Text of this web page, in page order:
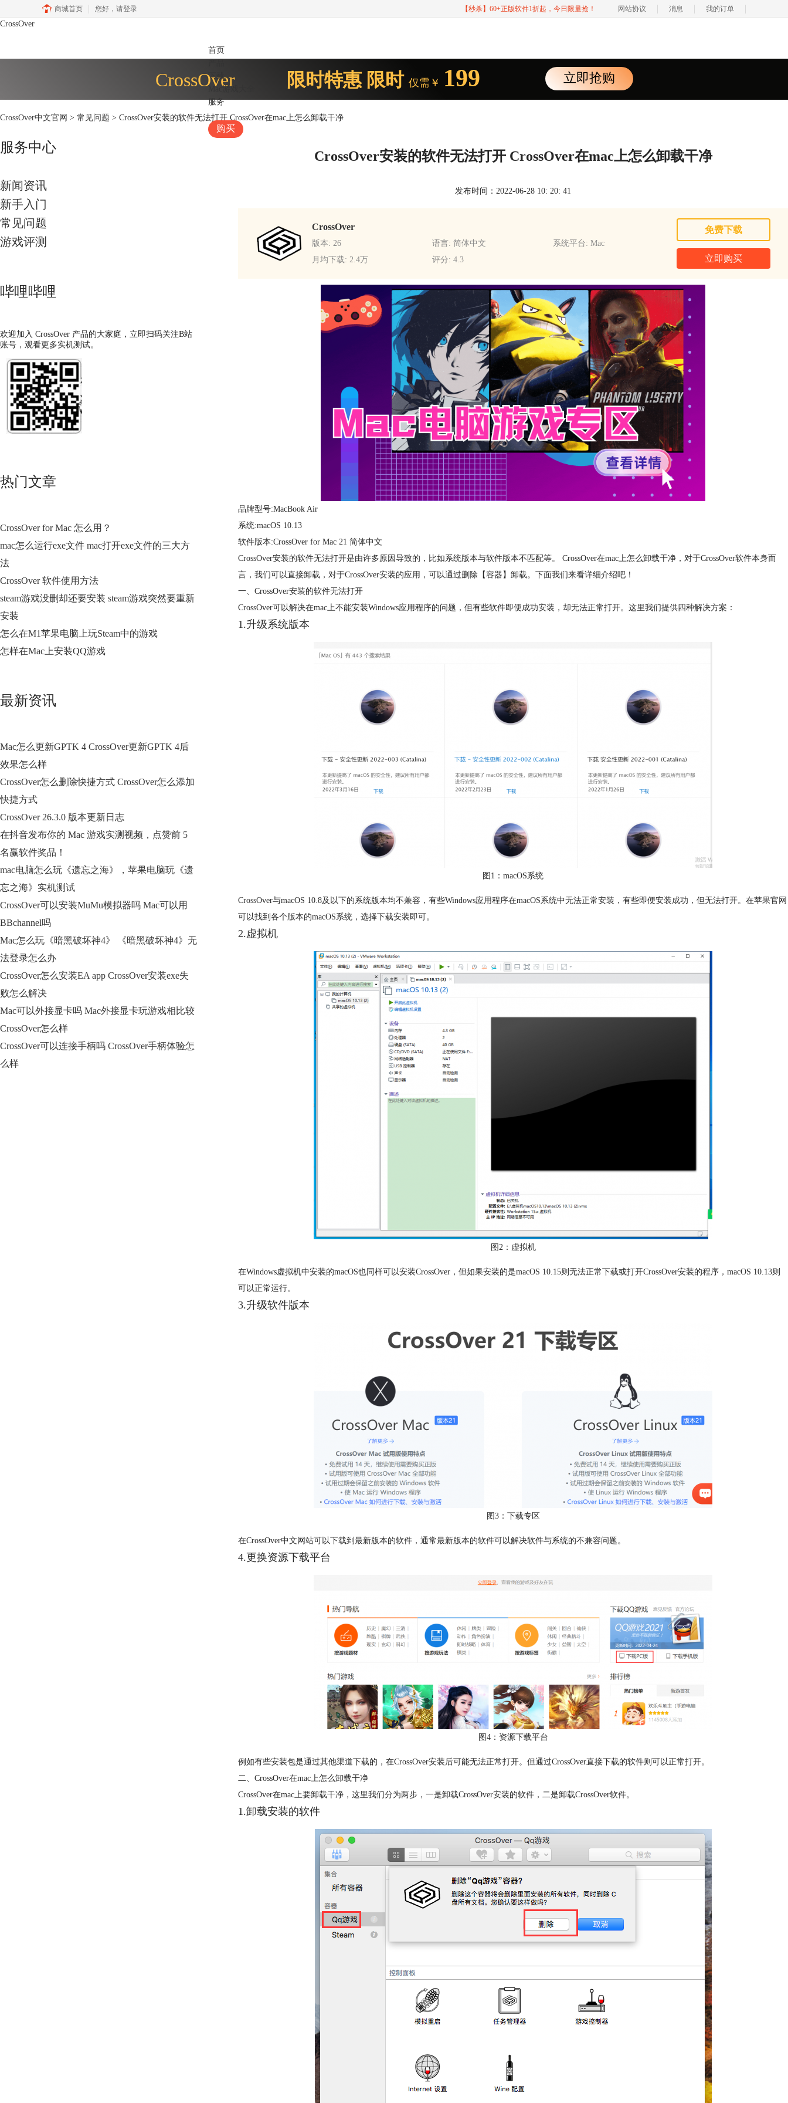
商城首页 您好， 请登录 【秒杀】60+正版软件1折起，今日限量抢！ 网站协议 消息 我的订单
CrossOver
首页
下载
Mac游戏大全
服务
购买
CrossOver 限时特惠 限时 仅需￥ 199 立即抢购
CrossOver中文官网 > 常见问题 > CrossOver安装的软件无法打开 CrossOver在mac上怎么卸载干净
服务中心
新闻资讯
新手入门
常见问题
游戏评测
哔哩哔哩
欢迎加入 CrossOver 产品的大家庭，立即扫码关注B站
账号，观看更多实机测试。
热门文章
CrossOver for Mac 怎么用？
mac怎么运行exe文件 mac打开exe文件的三大方
法
CrossOver 软件使用方法
steam游戏没删却还要安装 steam游戏突然要重新
安装
怎么在M1苹果电脑上玩Steam中的游戏
怎样在Mac上安装QQ游戏
最新资讯
Mac怎么更新GPTK 4 CrossOver更新GPTK 4后
效果怎么样
CrossOver怎么删除快捷方式 CrossOver怎么添加
快捷方式
CrossOver 26.3.0 版本更新日志
在抖音发布你的 Mac 游戏实测视频，点赞前 5
名赢软件奖品！
mac电脑怎么玩《遗忘之海》，苹果电脑玩《遗
忘之海》实机测试
CrossOver可以安装MuMu模拟器吗 Mac可以用
BBchannel吗
Mac怎么玩《暗黑破坏神4》 《暗黑破坏神4》无
法登录怎么办
CrossOver怎么安装EA app CrossOver安装exe失
败怎么解决
Mac可以外接显卡吗 Mac外接显卡玩游戏相比较
CrossOver怎么样
CrossOver可以连接手柄吗 CrossOver手柄体验怎
么样
CrossOver安装的软件无法打开 CrossOver在mac上怎么卸载干净
发布时间：2022-06-28 10: 20: 41
CrossOver
版本: 26 语言: 简体中文
系统平台: Mac
月均下载: 2.4万
评分: 4.3
免费下载
立即购买
品牌型号:MacBook Air
系统:macOS 10.13
软件版本:CrossOver for Mac 21 简体中文
CrossOver安装的软件无法打开是由许多原因导致的，比如系统版本与软件版本不匹配等。 CrossOver在mac上怎么卸载干净，对于CrossOver软件本身而
言，我们可以直接卸载，对于CrossOver安装的应用，可以通过删除【容器】卸载。下面我们来看详细介绍吧！
一、CrossOver安装的软件无法打开
CrossOver可以解决在mac上不能安装Windows应用程序的问题，但有些软件即便成功安装，却无法正常打开。这里我们提供四种解决方案：
1.升级系统版本
图1：macOS系统
CrossOver与macOS 10.8及以下的系统版本均不兼容，有些Windows应用程序在macOS系统中无法正常安装，有些即便安装成功，但无法打开。在苹果官网
可以找到各个版本的macOS系统，选择下载安装即可。
2.虚拟机
图2：虚拟机
在Windows虚拟机中安装的macOS也同样可以安装CrossOver，但如果安装的是macOS 10.15则无法正常下载或打开CrossOver安装的程序，macOS 10.13则
可以正常运行。
3.升级软件版本
图3：下载专区
在CrossOver中文网站可以下载到最新版本的软件，通常最新版本的软件可以解决软件与系统的不兼容问题。
4.更换资源下载平台
图4：资源下载平台
例如有些安装包是通过其他渠道下载的，在CrossOver安装后可能无法正常打开。但通过CrossOver直接下载的软件则可以正常打开。
二、CrossOver在mac上怎么卸载干净
CrossOver在mac上要卸载干净，这里我们分为两步，一是卸载CrossOver安装的软件，二是卸载CrossOver软件。
1.卸载安装的软件